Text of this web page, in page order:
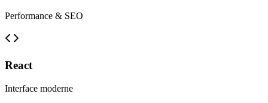
Performance & SEO
React
Interface moderne